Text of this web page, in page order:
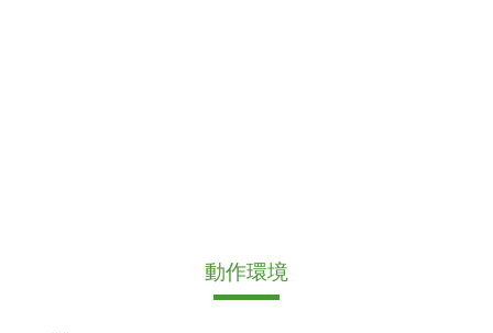
動作環境